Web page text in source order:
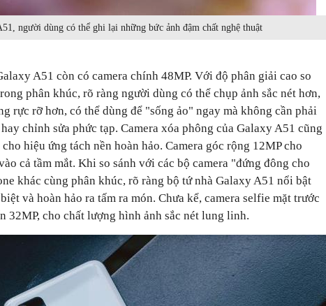
người dùng có thể ghi lại những bức ảnh đậm chất nghệ thuật
A51 còn có camera chính 48MP. Với độ phân giải cao so
phân khúc, rõ ràng người dùng có thể chụp ảnh sắc nét hơn,
rực rỡ hơn, có thể dùng để "sống ảo" ngay mà không cần phải
chỉnh sửa phức tạp. Camera xóa phông của Galaxy A51 cũng
hiệu ứng tách nền hoàn hảo. Camera góc rộng 12MP cho
cả tầm mắt. Khi so sánh với các bộ camera "đứng đông cho
khác cùng phân khúc, rõ ràng bộ tứ nhà Galaxy A51 nổi bật
và hoàn hảo ra tấm ra món. Chưa kể, camera selfie mặt trước
32MP, cho chất lượng hình ảnh sắc nét lung linh.